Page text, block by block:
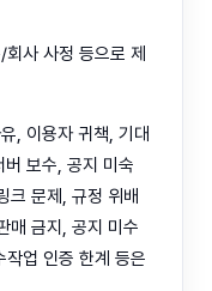
사 사정 등으로 제
, 이용자 귀책, 기대
보수, 공지 미숙
크 문제, 규정 위배
매 금지, 공지 미수
업 인증 한계 등은